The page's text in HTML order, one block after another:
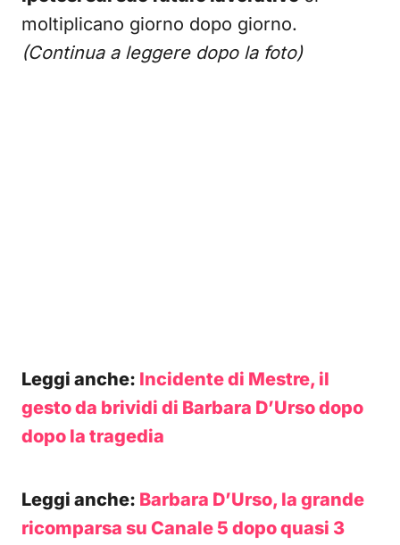
moltiplicano giorno dopo giorno.
(Continua a leggere dopo la foto)
Leggi anche: Incidente di Mestre, il
gesto da brividi di Barbara D’Urso dopo
dopo la tragedia
Leggi anche: Barbara D’Urso, la grande
ricomparsa su Canale 5 dopo quasi 3